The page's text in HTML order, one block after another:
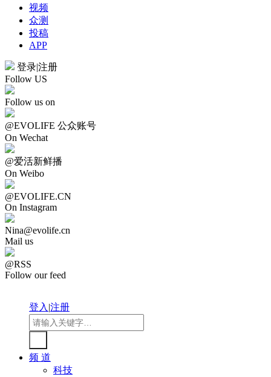
视频
众测
投稿
APP
登录|注册
Follow US
Follow us on
@EVOLIFE 公众账号
On Wechat
@爱活新鲜播
On Weibo
@EVOLIFE.CN
On Instagram
Nina@evolife.cn
Mail us
@RSS
Follow our feed
登入|注册
频 道
科技